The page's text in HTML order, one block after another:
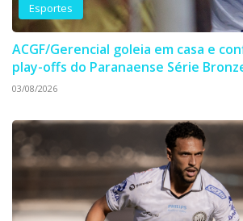
Esportes
ACGF/Gerencial goleia em casa e
play-offs do Paranaense Série
03/08/2026